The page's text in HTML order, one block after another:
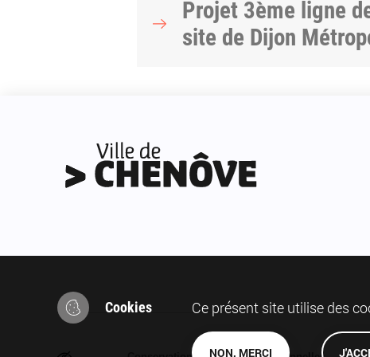
Cookies Ce présent site utilise des
NON, MERCI
Projet 3ème ligne
site de Dijon